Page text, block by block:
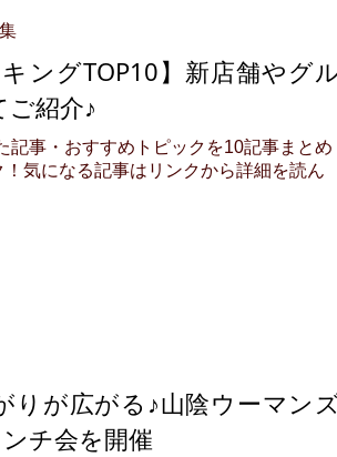
ングTOP10】新店舗やグ
ご紹介♪
記事・おすすめトピックを10記事まとめ
気になる記事はリンクから詳細を読ん
りが広がる♪山陰ウーマン
チ会を開催